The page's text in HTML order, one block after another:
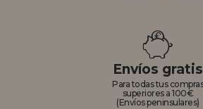
Envíos gratis
Para todas tus compras
superiores a 100€
(Envíos peninsulares)